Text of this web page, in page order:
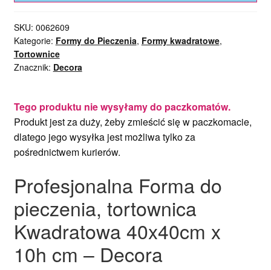
SKU: 0062609
Kategorie: Formy do Pieczenia, Formy kwadratowe,
Tortownice
Znacznik: Decora
Tego produktu nie wysyłamy do paczkomatów.
Produkt jest za duży, żeby zmieścić się w paczkomacie,
dlatego jego wysyłka jest możliwa tylko za
pośrednictwem kurierów.
Profesjonalna Forma do
pieczenia, tortownica
Kwadratowa 40x40cm x
10h cm – Decora